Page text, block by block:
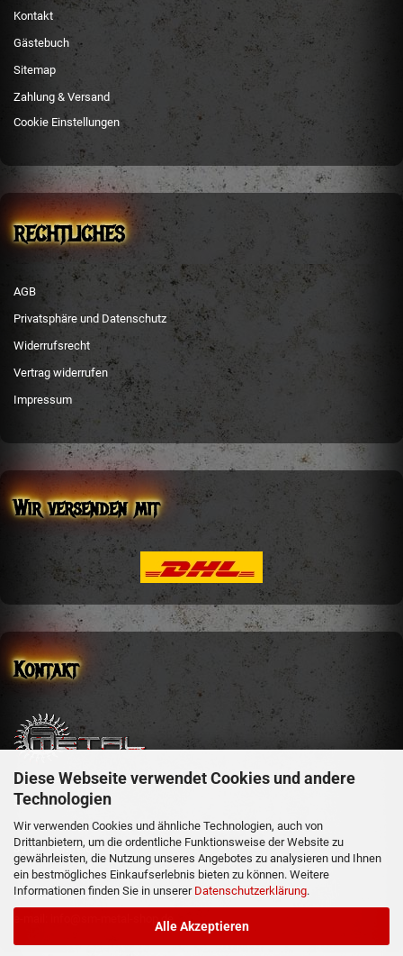
Diese Webseite verwendet Cookies und andere
Technologien
Wir verwenden Cookies und ähnliche Technologien, auch von
Drittanbietern, um die ordentliche Funktionsweise der Website zu
gewährleisten, die Nutzung unseres Angebotes zu analysieren und Ihnen
ein bestmögliches Einkaufserlebnis bieten zu können. Weitere
Informationen finden Sie in unserer Datenschutzerklärung.
Alle Akzeptieren
Kontakt
Gästebuch
Sitemap
Zahlung & Versand
Cookie Einstellungen
RECHTLICHES
AGB
Privatsphäre und Datenschutz
Widerrufsrecht
Vertrag widerrufen
Impressum
Wir versenden mit
Kontakt
sm-metal-shop
Steffen Mehler
Schachen 51
36129 Gersfeld
Telefon: 06654/919358
e-mail: info@sm-metal-shop.de